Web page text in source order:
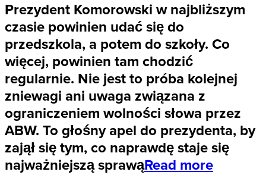
Prezydent Komorowski w najbliższym
czasie powinien udać się do
przedszkola, a potem do szkoły. Co
więcej, powinien tam chodzić
regularnie. Nie jest to próba kolejnej
zniewagi ani uwaga związana z
ograniczeniem wolności słowa przez
ABW. To głośny apel do prezydenta, by
zajął się tym, co naprawdę staje się
najważniejszą sprawąRead more